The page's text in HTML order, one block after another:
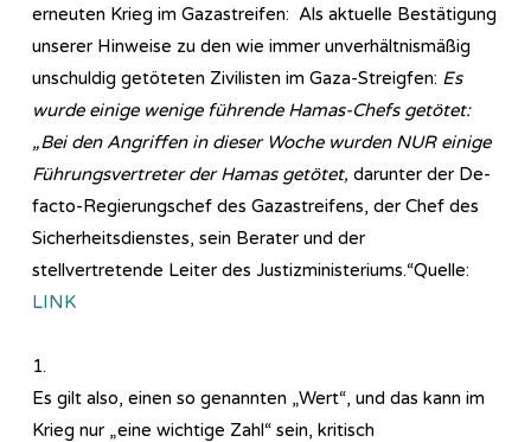
erneuten Krieg im Gazastreifen: Als aktuelle Bestätigung
unserer Hinweise zu den wie immer unverhältnismäßig
unschuldig getöteten Zivilisten im Gaza-Streigfen: Es
wurde einige wenige führende Hamas-Chefs getötet:
„Bei den Angriffen in dieser Woche wurden NUR einige
Führungsvertreter der Hamas getötet, darunter der De-
facto-Regierungschef des Gazastreifens, der Chef des
Sicherheitsdienstes, sein Berater und der
stellvertretende Leiter des Justizministeriums.“Quelle:
LINK
1.
Es gilt also, einen so genannten „Wert“, und das kann im
Krieg nur „eine wichtige Zahl“ sein, kritisch